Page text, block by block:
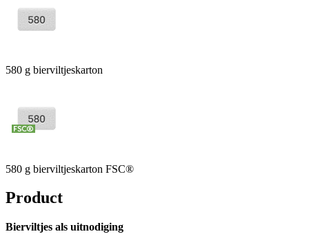
580 g bierviltjeskarton
580 g bierviltjeskarton FSC®
Product
Bierviltjes als uitnodiging